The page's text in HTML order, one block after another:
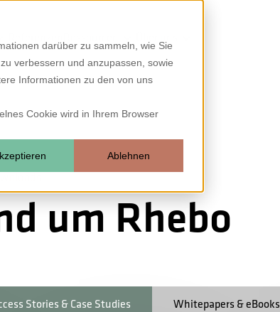
darüber zu sammeln, wie Sie
verbessern und anzupassen, sowie
Informationen zu den von uns
Cookie wird in Ihrem Browser
Ablehnen
um Rhebo
Stories & Case Studies Whitepapers & eBooks